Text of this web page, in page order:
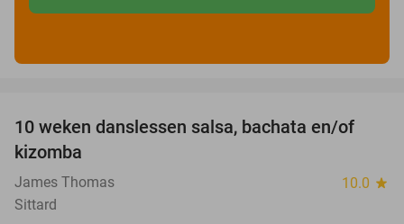
56%
10 weken danslessen salsa, bachata en/of
kizomba
James Thomas 10.0 star
Sittard